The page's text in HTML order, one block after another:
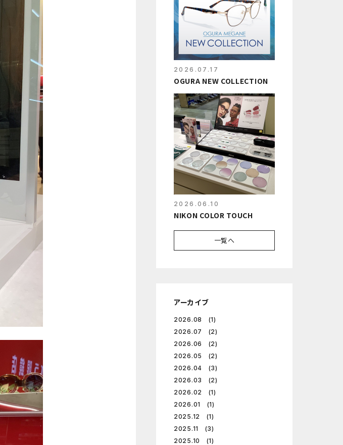
2026.07.17
OGURA NEW COLLECTION
2026.06.10
一覧へ
アーカイブ
2026.08 (1)
2026.07 (2)
2026.06 (2)
2026.05 (2)
2026.04 (3)
2026.03 (2)
2026.02 (1)
2026.01 (1)
2025.12 (1)
2025.11 (3)
2025.10 (1)